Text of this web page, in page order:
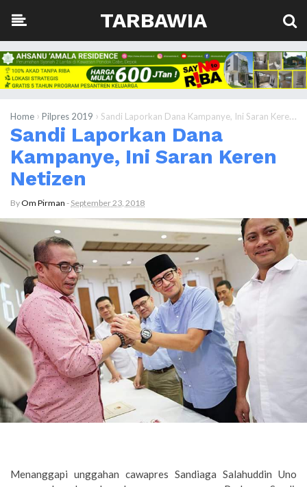
TARBAWIA
Home › Pilpres 2019 › Sandi Laporkan Dana Kampanye, Ini Saran Keren Netizen
Sandi Laporkan Dana
Kampanye, Ini Saran Keren
Netizen
ByOm Pirman - September 23, 2018
Menanggapi unggahan cawapres Sandiaga Salahuddin Uno